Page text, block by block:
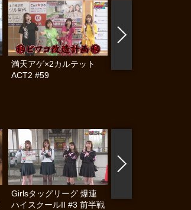
満天アゲ×2カルテット
ACT2 #59
Girlsタッグリーグ 爆連
ハイスクールII #3 前半戦